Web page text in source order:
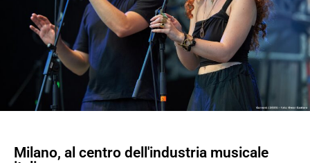
Milano, al centro dell'industria musicale